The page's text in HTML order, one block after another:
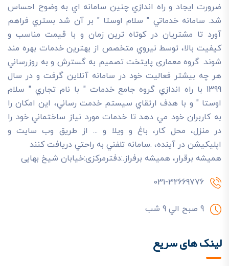
ضرورت ايجاد و راه اندازي چنين سامانه اي به وضوح احساس
شد. سامانه خدماتي " سلام اوستا " بر آن شد بستري فراهم
آورد تا مشتريان در کوتاه ترين زمان و با قيمت مناسب و
کيفيت بالا، توسط نيروي متخصص از بهترين خدمات بهره مند
شوند. گروه معماری پایتخت تصميم به گسترش و به روزرساني
هر چه بيشتر فعاليت خود در سامانه آنلاين گرفت و در سال
1399 با راه اندازي گروه جامع خدمات " با نام تجاري " سلام
اوستا " و با هدف ارتقاي سيستم خدمت رساني، اين امکان را
به کاربران خود مي دهد تا خدمات مورد نياز ساختماني خود را
در منزل، محل کار، باغ و ويلا و ... از طريق وب سايت و
اپليکيشن در آينده، .سامانه تلفني به راحتي دريافت کنند
هميشه برقرار، هميشه برفراز.:دفترمرکزی:خیابان شیخ بهایی
031-32669776
9 صبح الي 9 شب
لینک های سریع